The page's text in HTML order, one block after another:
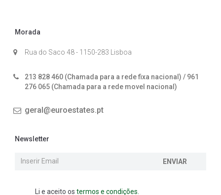
Morada
Rua do Saco 48 - 1150-283 Lisboa
213 828 460 (Chamada para a rede fixa nacional) / 961
276 065 (Chamada para a rede movel nacional)
geral@euroestates.pt
Newsletter
ENVIAR
Li e aceito os termos e condições.